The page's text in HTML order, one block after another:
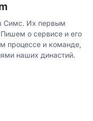
Симс. Их первым
о сервисе и его
процессе и команде,
наших династий.